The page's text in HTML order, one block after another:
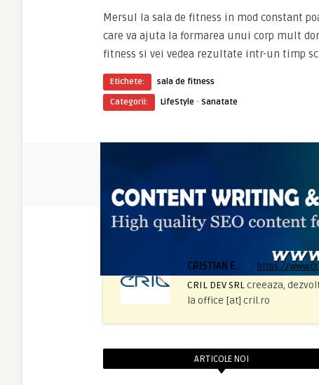
Mersul la sala de fitness in mod constant
care va ajuta la formarea unui corp mult
fitness si vei vedea rezultate intr-un timp
Etichete:
sala de fitness
Categorii:
LifeStyle · Sanatate
CRISTIAN E. › https://
CRIL DEV SRLcreeaza,
la office [at] cril.ro
ARTICOLE NOI